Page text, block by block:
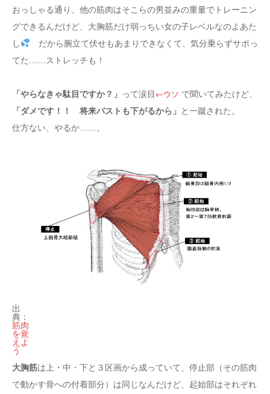
おっしゃる通り、他の筋肉はそこらの男並みの重量でトレーニン
グできるんだけど、大胸筋だけ弱っちい女の子レベルなのよあた
し
だから腕立て伏せもあまりできなくて、気分乗らずサボっ
てた……ストレッチも！
「やらなきゃ駄目ですか？」 って涙目←ウソ で聞いてみたけど、
「ダメです！！ 将来バストも下がるから」 と一蹴された。
仕方ない、やるか……。
出
典：
筋肉
を覚
えよ
う
大胸筋は上・中・下と３区画から成っていて、停止部（その筋肉
で動かす骨への付着部分）は同じなんだけど、起始部はそれぞれ